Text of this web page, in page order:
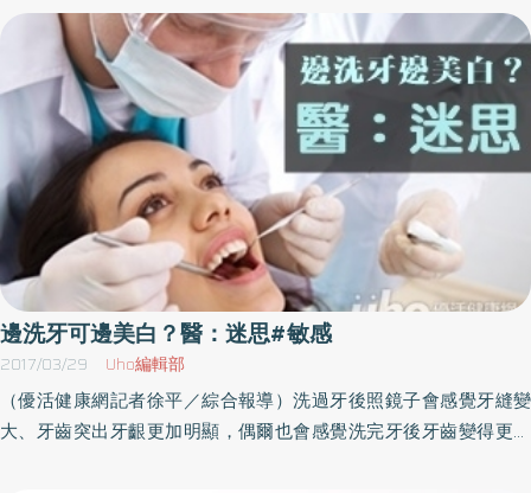
永保年輕的心、不吃加工食品、平常盡量素顏外，更重要的是保養
從簡。國外研究發現，天然植物性複合因子──水蓮花複合因子
Sepicalm VG 能幫助皮膚抵抗外力、陽光、熱或化學性的侵害，是
抗老回春的關鍵，由內而外活化肌底，逆轉青春讓肌膚如獲新生，
並能有效抵抗自由基對皮膚的傷害，促進肌膚膠原蛋白的合成及增
生，進一步減少皺紋的產生，增加肌膚的防禦力和預防老化現象，
也適合敏感及受損肌膚。 （水蓮花複合因子 Sepicalm VG 由內而外
活化肌底，能有效抵抗自由基對皮膚的傷害，並促進肌膚膠原蛋白
的合成及增生，減少皺紋的產生，增加肌膚的防禦力和預防老化現
象。 圖片提供／優活健康網） 水蓮花複合因子 Sepicalm VG 修護皮
脂膜、消除發炎 不論是化學性或太陽造成的侵害都可能對皮膚造成
細微的傷害，長久累積下來就會導致肌膚失去活力。萃取自蓮花的
水蓮花複合因子 Sepicalm VG 含單寧酸，有些微的抗菌特性，有助
於在侵略發生時，肌膚能保護生態系統，有效幫助肌膚形成防護
網，協助修護皮脂膜、消除發炎，保護遺傳因子抵抗來自外界不同
邊洗牙可邊美白？醫：迷思#敏感
2017/03/29 Uho編輯部
（優活健康網記者徐平／綜合報導）洗過牙後照鏡子會感覺牙縫變
大、牙齒突出牙齦更加明顯，偶爾也會感覺洗完牙後牙齒變得更敏